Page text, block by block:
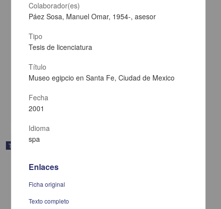
Segovia Hernandez
Ramirez Vargas, Viviana
Trabajo de grado
Colaborador(es)
Páez Sosa, Manuel Omar, 1954-, asesor
Tipo
Tesis de licenciatura
Título
Museo egipcio en Santa Fe, Ciudad de Mexico
Fecha
2001
Idioma
spa
Enlaces
Ficha original
Texto completo